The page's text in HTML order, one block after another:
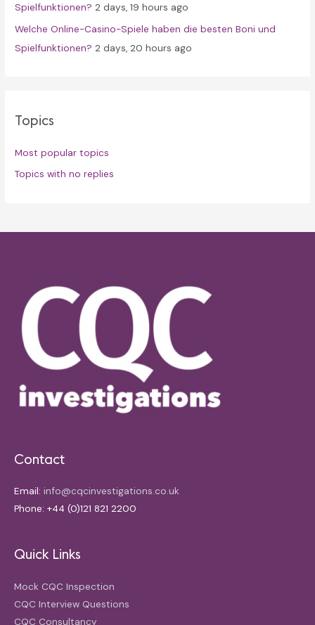
Spielfunktionen? 2 days, 19 hours ago
Welche Online-Casino-Spiele haben die besten Boni und
Spielfunktionen? 2 days, 20 hours ago
Topics
Most popular topics
Topics with no replies
Contact
Email: info@cqcinvestigations.co.uk
Phone: +44 (0)121 821 2200
Quick Links
Mock CQC Inspection
CQC Interview Questions
CQC Consultancy